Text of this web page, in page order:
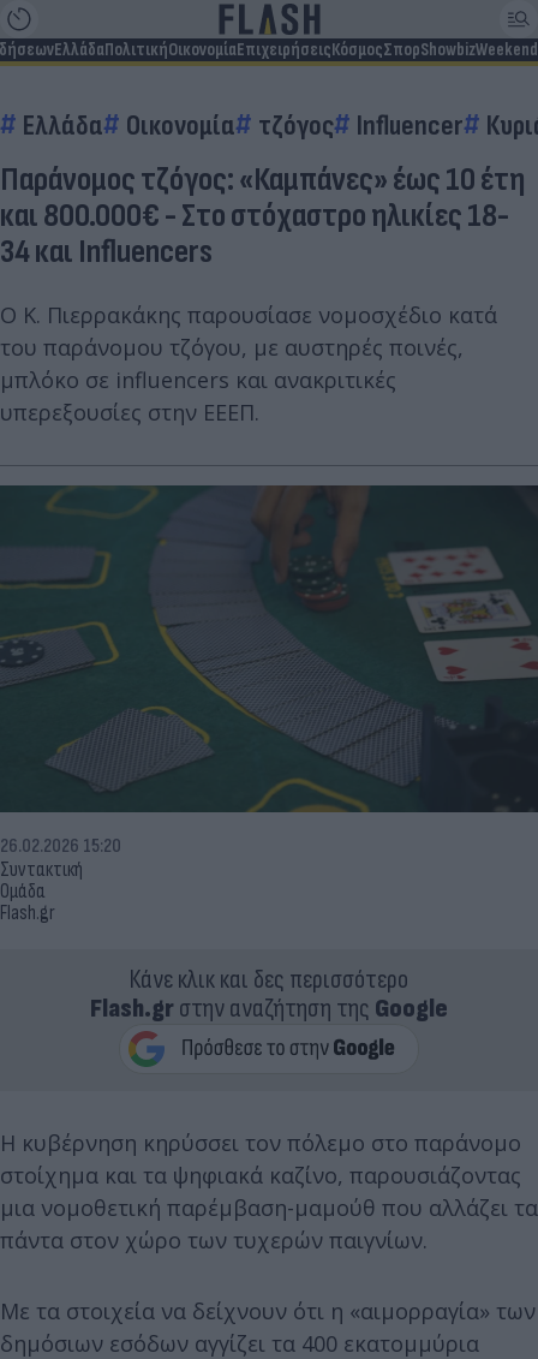
ΕλλάδαΠολιτικήΟικονομίαΕπιχειρήσειςΚόσμοςΣπορShowbizWeekend
Ελλάδα Οικονομία τζόγος Influencer
Παράνομος τζόγος: «Καμπάνες» έως 10 έτη
και 800.000€ - Στο στόχαστρο ηλικίες 18-
34 και Influencers
Ο Κ. Πιερρακάκης παρουσίασε νομοσχέδιο κατά
του παράνομου τζόγου, με αυστηρές ποινές,
μπλόκο σε influencers και ανακριτικές
υπερεξουσίες στην ΕΕΕΠ.
Συντακτική
Ομάδα
Flash.gr
26.02.2026 15:20
Κάνε κλικ και δες περισσότερο
Flash.grστην αναζήτηση της Google
Η κυβέρνηση κηρύσσει τον πόλεμο στο παράνομο
στοίχημα και τα ψηφιακά καζίνο, παρουσιάζοντας
μια νομοθετική παρέμβαση-μαμούθ που αλλάζει τα
πάντα στον χώρο των τυχερών παιγνίων.
Με τα στοιχεία να δείχνουν ότι η «αιμορραγία» των
δημόσιων εσόδων αγγίζει τα 400 εκατομμύρια